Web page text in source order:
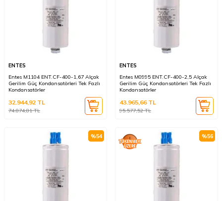
ENTES
Entes M1104 ENT.CF-400-1,67 Alçak
Gerilim Güç Kondansatörleri Tek Fazlı
Kondansatörler
74.874,81TL
32.944,92 TL
ENTES
Entes M0995 ENT.CF-400-2,5 Alçak
Gerilim Güç Kondansatörleri Tek Fazlı
Kondansatörler
95.577,52TL
43.965,66TL
%54 %56